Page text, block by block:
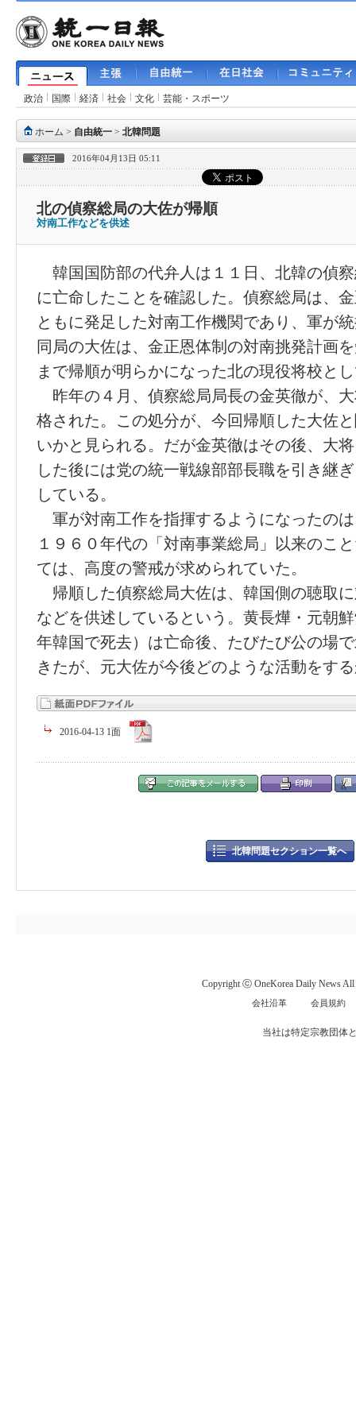
政治 国際 経済 社会 文化 芸能・スポーツ
ホーム > 自由統一 > 北韓問題
2016年04月13日 05:11
北の偵察総局の大佐が帰順
対南工作などを供述
韓国国防部の代弁人は１１日、北韓の偵
に亡命したことを確認した。偵察総局は、
ともに発足した対南工作機関であり、軍が
同局の大佐は、金正恩体制の対南挑発計画
まで帰順が明らかになった北の現役将校と
昨年の４月、偵察総局局長の金英徹が、
格された。この処分が、今回帰順した大佐
いかと見られる。だが金英徹はその後、大
した後には党の統一戦線部部長職を引き継
している。
軍が対南工作を指揮するようになったの
１９６０年代の「対南事業総局」以来のこ
ては、高度の警戒が求められていた。
帰順した偵察総局大佐は、韓国側の聴取
などを供述しているという。黄長燁・元朝
年韓国で死去）は亡命後、たびたび公の場
きたが、元大佐が今後どのような活動をす
2016-04-13 1面
北韓問題セクション一覧へ
Copyright ⓒ OneKorea Daily News All
会社沿革 会員規約
当社は特定宗教団体